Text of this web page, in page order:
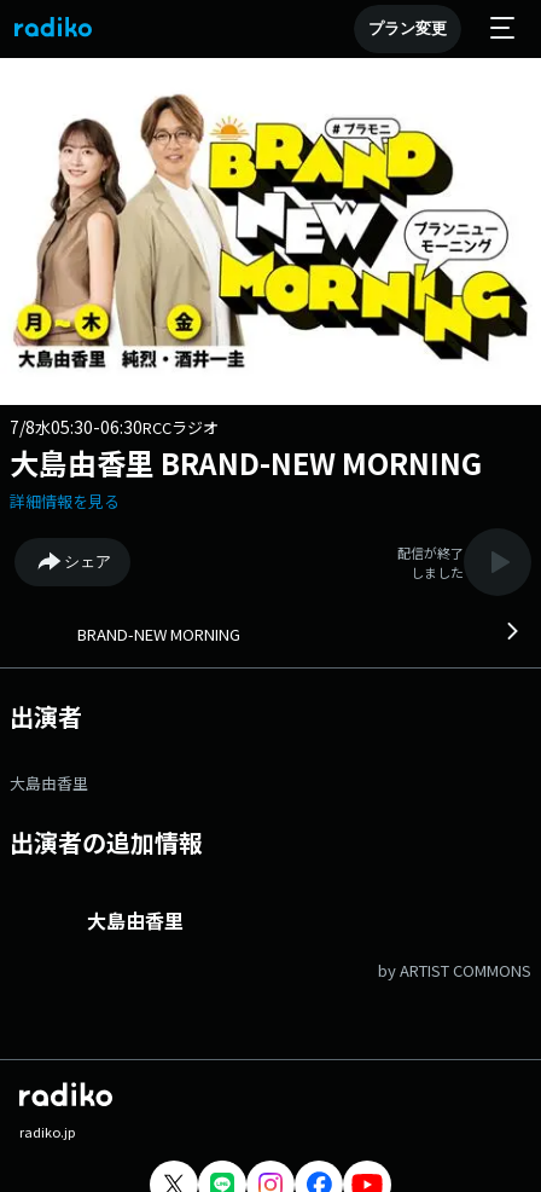
プラン変更
7/8水05:30-06:30RCCラジオ
大島由香里 BRAND-NEW MORNING
詳細情報を見る
シェア
配信が終了
しました
BRAND-NEW MORNING
出演者
大島由香里
出演者の追加情報
大島由香里
by ARTIST COMMONS
radiko.jp